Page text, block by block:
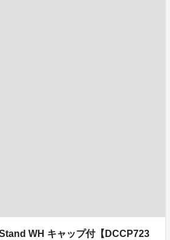
WH キャップ付【DCCP723